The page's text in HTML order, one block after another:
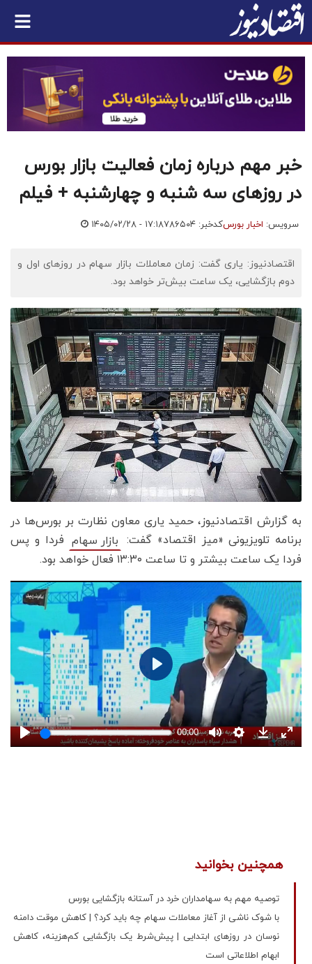
خبر مهم درباره زمان فعالیت بازار بورس
در روزهای سه شنبه و چهارشنبه + فیلم
سرویس: اخبار بورسکدخبر: ۷۸۶۵۰۴ ۱۴۰۵/۰۲/۲۸ - ۱۷:۱۸
اقتصادنیوز: یاری گفت: زمان معاملات بازار سهام در روزهای اول و
دوم بازگشایی، یک ساعت بیش‌تر خواهد بود.
به گزارش اقتصادنیوز، حمید یاری معاون نظارت بر بورس‌ها در
برنامه تلویزیونی «میز اقتصاد» گفت: بازار سهام فردا و پس‌
فردا یک ساعت بیشتر و تا ساعت ۱۳:۳۰ فعال خواهد بود.
همچنین بخوانید
توصیه مهم به سهامداران خرد در آستانه بازگشایی بورس
با شوک ناشی از آغاز معاملات سهام چه باید کرد؟ | کاهش موقت دامنه
نوسان در روزهای ابتدایی | پیش‌شرط یک بازگشایی کم‌هزینه، کاهش
ابهام اطلاعاتی است